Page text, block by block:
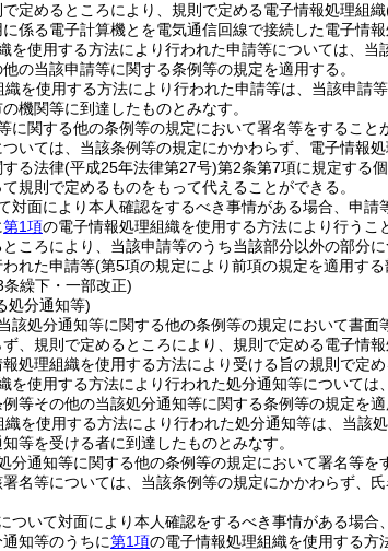
定めるところにより、規則で定める電子情報処理組織
係る電子計算機とを電気通信回線で接続した電子情
を使用する方法により行われた申請等については、
の当該申請等に関する条例等の規定を適用する。
織を使用する方法により行われた申請等は、当該申請
機関等に到達したものとみなす。
に関する他の条例等の規定において署名等をすること
いては、当該条例等の規定にかかわらず、電子情報
る法律(平成25年法律第27号)第2条第7項に規定する
規則で定めるものをもって代えることができる。
対面により本人確認をするべき事情がある場合、申
第1項の電子情報処理組織を使用する方法により行う
ころにより、当該申請等のうち当該部分以外の部分に
れた申請等(第5項の規定により前項の規定を適用す
繰下・一部改正)
処分通知等)
該処分通知等に関する他の条例等の規定において書
、規則で定めるところにより、規則で定める電子情
処理組織を使用する方法により受ける旨の規則で定
を使用する方法により行われた処分通知等について
等その他の当該処分通知等に関する条例等の規定を適
織を使用する方法により行われた処分通知等は、当該
等を受ける者に到達したものとみなす。
分通知等に関する他の条例等の規定において署名等を
名等については、当該条例等の規定にかかわらず、
ついて対面により本人確認をするべき事情がある場
知等のうちに第1項の電子情報処理組織を使用する方